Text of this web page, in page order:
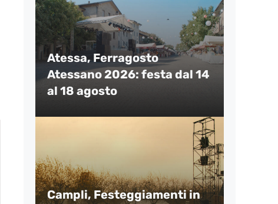
Atessa, Ferragosto
Atessano 2026: festa dal 14
al 18 agosto
Campli, Festeggiamenti in